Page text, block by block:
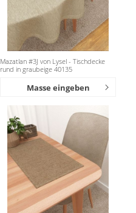
Mazatlan #3J von Lysel - Tischdecke
rund in graubeige 40135
Masse eingeben